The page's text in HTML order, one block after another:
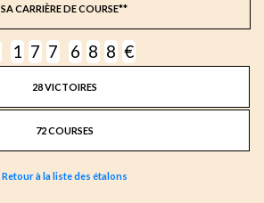
SA CARRIÈRE DE COURSE**
1 7 7 6 8 8 €
28 VICTOIRES
72 COURSES
Retour à la liste des étalons